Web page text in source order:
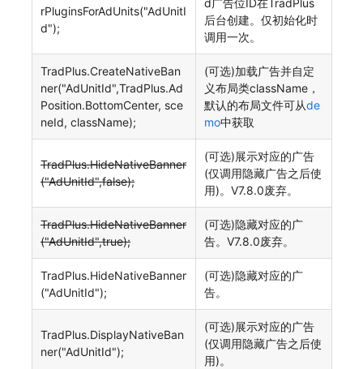
rPluginsForAdUnits("AdUnitI
d");
d广告位ID在TradPlus
后台创建。仅初始化时
调用一次。
TradPlus.CreateNativeBan
ner("AdUnitId",TradPlus.Ad
Position.BottomCenter, sce
neId, className);
(可选)加载广告并自定
义布局类className，
默认的布局文件可从de
mo中获取
TradPlus.HideNativeBanner
("AdUnitId",false);
(可选)展示对应的广告
(仅调用隐藏广告之后使
用)。V7.8.0废弃。
TradPlus.HideNativeBanner
("AdUnitId",true);
(可选)隐藏对应的广
告。V7.8.0废弃。
TradPlus.HideNativeBanner
("AdUnitId");
(可选)隐藏对应的广
告。
TradPlus.DisplayNativeBan
ner("AdUnitId");
(可选)展示对应的广告
(仅调用隐藏广告之后使
用)。